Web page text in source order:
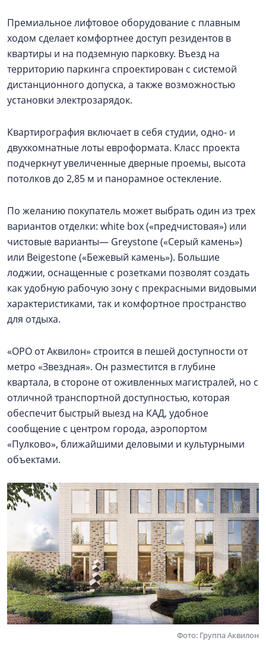
Премиальное лифтовое оборудование с плавным
ходом сделает комфортнее доступ резидентов в
квартиры и на подземную парковку. Въезд на
территорию паркинга спроектирован с системой
дистанционного допуска, а также возможностью
установки электрозарядок.
Квартирография включает в себя студии, одно- и
двухкомнатные лоты евроформата. Класс проекта
подчеркнут увеличенные дверные проемы, высота
потолков до 2,85 м и панорамное остекление.
По желанию покупатель может выбрать один из трех
вариантов отделки: white box («предчистовая») или
чистовые варианты— Greystone («Серый камень»)
или Beigestone («Бежевый камень»). Большие
лоджии, оснащенные с розетками позволят создать
как удобную рабочую зону с прекрасными видовыми
характеристиками, так и комфортное пространство
для отдыха.
«ОРО от Аквилон» строится в пешей доступности от
метро «Звездная». Он разместится в глубине
квартала, в стороне от оживленных магистралей, но с
отличной транспортной доступностью, которая
обеспечит быстрый выезд на КАД, удобное
сообщение с центром города, аэропортом
«Пулково», ближайшими деловыми и культурными
объектами.
Фото: Группа Аквилон